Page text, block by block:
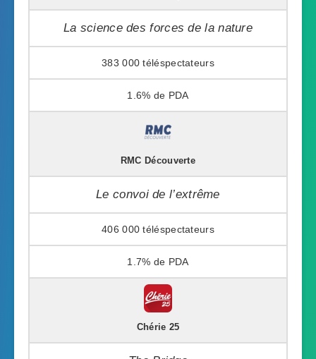
La science des forces de la nature
383 000
1.6%
RMC Découverte
Le convoi de l’extrême
406 000
1.7%
Chérie 25